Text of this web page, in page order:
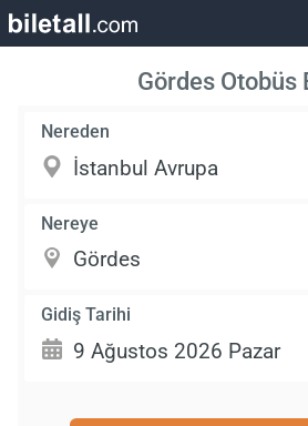
Gördes Otobüs
Nereden
Nereye
Gidiş Tarihi